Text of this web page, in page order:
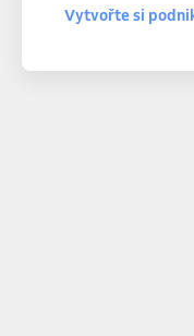
Vytvořte si